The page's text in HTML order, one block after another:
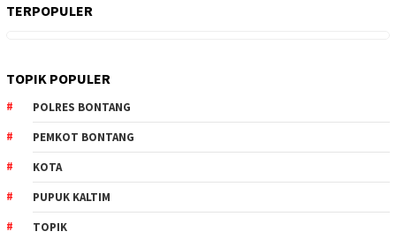
TERPOPULER
TOPIK POPULER
POLRES BONTANG
PEMKOT BONTANG
KOTA
PUPUK KALTIM
TOPIK